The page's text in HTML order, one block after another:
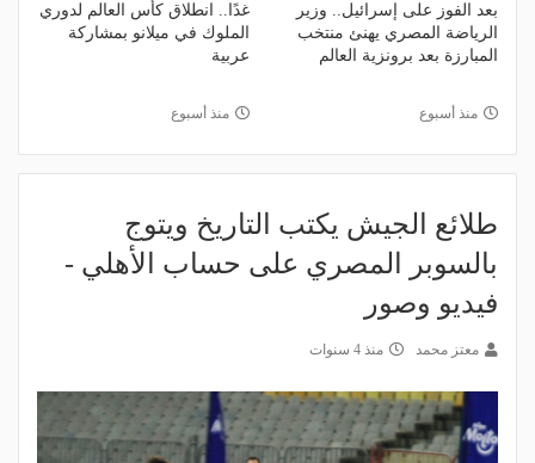
بعد الفوز على إسرائيل.. وزير
الرياضة المصري يهنئ منتخب
المبارزة بعد برونزية العالم
منذ أسبوع
غدًا.. انطلاق كأس العالم لدوري
الملوك في ميلانو بمشاركة
عربية
منذ أسبوع
طلائع الجيش يكتب التاريخ ويتوج
بالسوبر المصري على حساب الأهلي -
فيديو وصور
معتز محمد منذ 4 سنوات